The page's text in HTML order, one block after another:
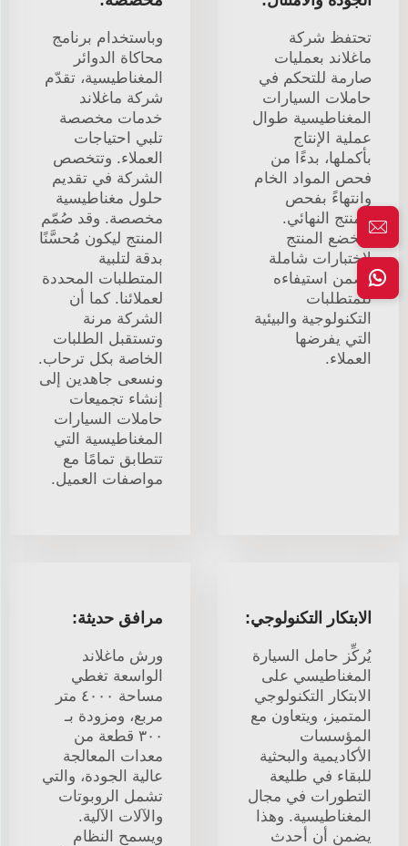
تحتفظ شركة
ماغلاند بعمليات
صارمة للتحكم في
حاملات السيارات
المغناطيسية طوال
عملية الإنتاج
بأكملها، بدءًا من
فحص المواد الخام
وانتهاءً بفحص
المنتج النهائي.
ويُخضع المنتج
لاختبارات شاملة
تضمن استيفاءه
للمتطلبات
التكنولوجية والبيئية
التي يفرضها
العملاء.
وباستخدام برنامج
محاكاة الدوائر
المغناطيسية، تقدّم
شركة ماغلاند
خدمات مخصصة
تلبي احتياجات
العملاء. وتتخصص
الشركة في تقديم
حلول مغناطيسية
مخصصة. وقد صُمّم
المنتج ليكون مُحسَّنًا
بدقة لتلبية
المتطلبات المحددة
لعملائنا. كما أن
الشركة مرنة
وتستقبل الطلبات
الخاصة بكل ترحاب.
ونسعى جاهدين إلى
إنشاء تجميعات
حاملات السيارات
المغناطيسية التي
تتطابق تمامًا مع
مواصفات العميل.
الابتكار التكنولوجي:
يُركِّز حامل السيارة
المغناطيسي على
الابتكار التكنولوجي
المتميز، ويتعاون مع
المؤسسات
الأكاديمية والبحثية
للبقاء في طليعة
التطورات في مجال
المغناطيسية. وهذا
يضمن أن أحدث
مرافق حديثة:
ورش ماغلاند
الواسعة تغطي
مساحة ٤٠٠٠ متر
مربع، ومزودة بـ
٣٠٠ قطعة من
معدات المعالجة
عالية الجودة، والتي
تشمل الروبوتات
والآلات الآلية.
ويسمح النظام